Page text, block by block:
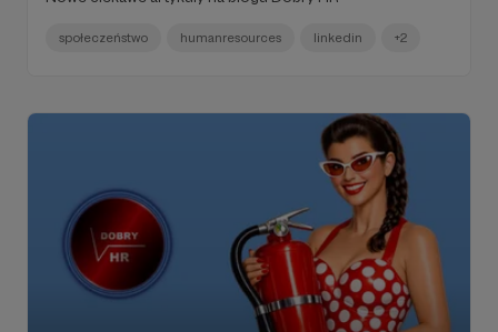
społeczeństwo humanresources linkedin +2